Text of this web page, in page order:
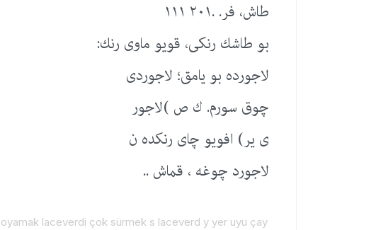
طاش، فر. .٢٠١ ١١١
بو طاشك رنكی، قویو ماوی رنك:
لاجورده بو یامق؛ لاجوردی
چوق سورم. ك ص )لاجور
ی یر) افویو چای رنكده ن
لاجورد چوغه ، قماش ..
laceverdi çok sürmek s laceverd y yer uyu çay